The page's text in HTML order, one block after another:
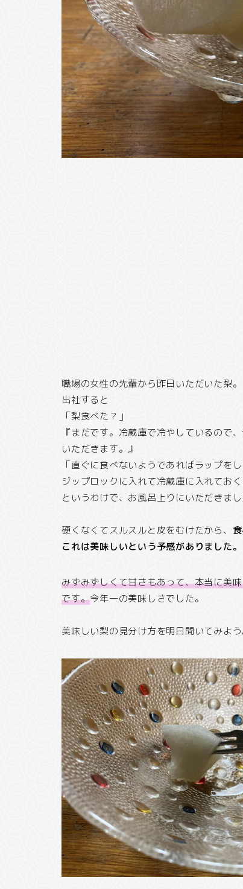
職場の女性の先輩から昨日いただいた梨。
出社すると
「梨食べた？」
『まだです。冷蔵庫で冷やしているので
いただきます。』
「直ぐに食べないようであればラップを
ジップロックに入れて冷蔵庫に入れておく
というわけで、お風呂上りにいただきまし
硬くなくてスルスルと皮をむけたから、
これは美味しいという予感がありました。
みずみずしくて甘さもあって、本当に美
です。今年一の美味しさでした。
美味しい梨の見分け方を明日聞いてみよう